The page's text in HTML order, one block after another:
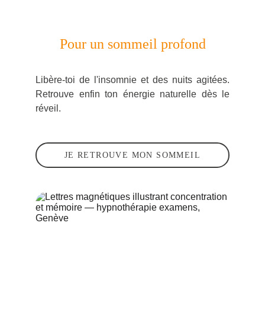
Pour un sommeil profond
Libère-toi de l'insomnie et des nuits agitées.
Retrouve enfin ton énergie naturelle dès le
réveil.
JE RETROUVE MON SOMMEIL